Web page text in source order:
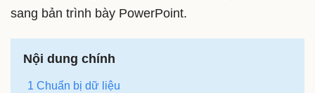
sang bản trình bày PowerPoint.
Nội dung chính
1 Chuẩn bị dữ liệu